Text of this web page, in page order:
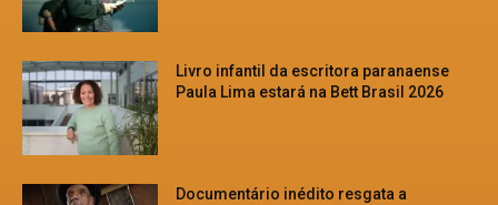
Livro infantil da escritora paranaense
Paula Lima estará na Bett Brasil 2026
Documentário inédito resgata a